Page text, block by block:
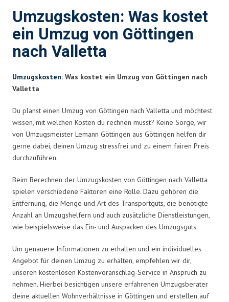
Umzugskosten: Was kostet
ein Umzug von Göttingen
nach Valletta
Umzugskosten: Was kostet ein Umzug von Göttingen nach
Valletta
Du planst einen Umzug von Göttingen nach Valletta und möchtest
wissen, mit welchen Kosten du rechnen musst? Keine Sorge, wir
von Umzugsmeister Lemann Göttingen aus Göttingen helfen dir
gerne dabei, deinen Umzug stressfrei und zu einem fairen Preis
durchzuführen.
Beim Berechnen der Umzugskosten von Göttingen nach Valletta
spielen verschiedene Faktoren eine Rolle. Dazu gehören die
Entfernung, die Menge und Art des Transportguts, die benötigte
Anzahl an Umzugshelfern und auch zusätzliche Dienstleistungen,
wie beispielsweise das Ein- und Auspacken des Umzugsguts.
Um genauere Informationen zu erhalten und ein individuelles
Angebot für deinen Umzug zu erhalten, empfehlen wir dir,
unseren kostenlosen Kostenvoranschlag-Service in Anspruch zu
nehmen. Hierbei besichtigen unsere erfahrenen Umzugsberater
deine aktuellen Wohnverhältnisse in Göttingen und erstellen auf